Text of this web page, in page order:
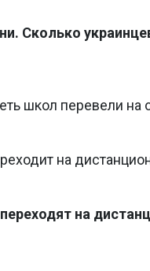
Сколько
школ перевели на
на
на